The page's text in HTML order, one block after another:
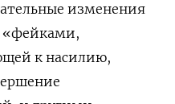
изменения
«фейками,
к насилию,